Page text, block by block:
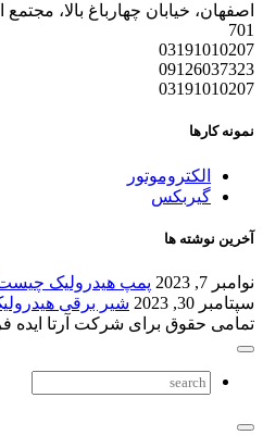
701
03191010207
09126037323
03191010207
نمونه کارها
الکتروموتور
گیربکس
آخرین نوشته ها
نوامبر 7, 2023
پمپ هیدرولیک
سپتامبر 30, 2023
شیر برقی
تمامی حقوق برای شرکت آرتا